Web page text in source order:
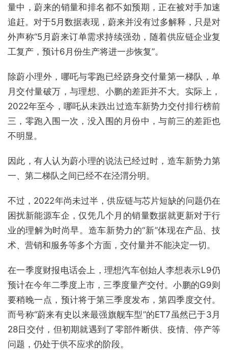
量中，蔚来的销量和排名都不如预期，正在被对手加速
追赶。对于5月数据表现，蔚来并没有过多解释，只是对
外声称“5月蔚来订单需求持续强劲，随着供应链企业复
工复产，预计6月份生产将进一步恢复”。
除蔚小理外，哪吒与零跑已经跻身交付量第一梯队，单
月交付量破万，与理想、小鹏的差距并不大。实际上，
2022年至今，哪吒从未跌出过造车新势力交付排行榜前
三，零跑入围一次，没入围的月份中，与前三的差距也
不明显。
因此，有人认为蔚小理的说法已经过时，造车新势力第
一、第二梯队之间已经不在泾渭分明。
不过，2022年尚未过半，供应链与芯片短缺的问题仍在
困扰新能源车企，仅凭几个月的销量数据就更新对于行
业的理解为时尚早。造车新势力的“新”体现在产品、技
术、营销和服务等多个方面，交付量并不能决定一切。
在一季度财报电话会上，理想汽车创始人李想表示L9仍
预计在今年二季度上市，三季度量产交付。小鹏的G9则
要稍晚一点，预计将于第三季度发布，第四季度交付。
而号称“蔚来有史以来最强旗舰车型”的ET7虽然已于3月
28日交付，但初期就遇到了零部件断供、疫情、停产等
问题，仍处于供不应求的阶段。